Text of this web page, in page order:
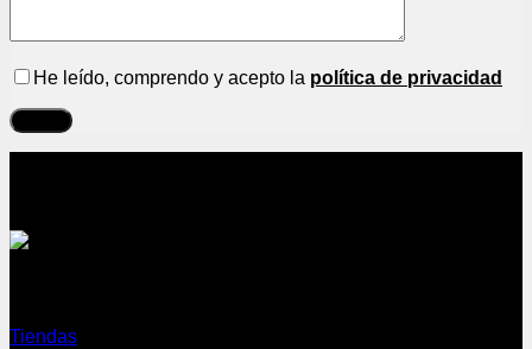
He leído, comprendo y acepto la política de privacidad
Tiendas